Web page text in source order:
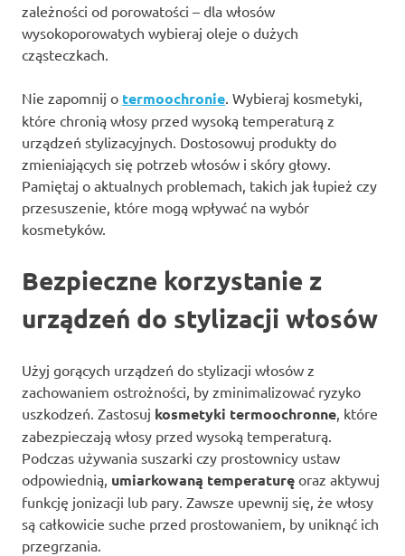
zależności od porowatości – dla włosów
wysokoporowatych wybieraj oleje o dużych
cząsteczkach.
Nie zapomnij o termoochronie. Wybieraj kosmetyki,
które chronią włosy przed wysoką temperaturą z
urządzeń stylizacyjnych. Dostosowuj produkty do
zmieniających się potrzeb włosów i skóry głowy.
Pamiętaj o aktualnych problemach, takich jak łupież czy
przesuszenie, które mogą wpływać na wybór
kosmetyków.
Bezpieczne korzystanie z
urządzeń do stylizacji włosów
Użyj gorących urządzeń do stylizacji włosów z
zachowaniem ostrożności, by zminimalizować ryzyko
uszkodzeń. Zastosuj kosmetyki termoochronne, które
zabezpieczają włosy przed wysoką temperaturą.
Podczas używania suszarki czy prostownicy ustaw
odpowiednią, umiarkowaną temperaturę oraz aktywuj
funkcję jonizacji lub pary. Zawsze upewnij się, że włosy
są całkowicie suche przed prostowaniem, by uniknąć ich
przegrzania.